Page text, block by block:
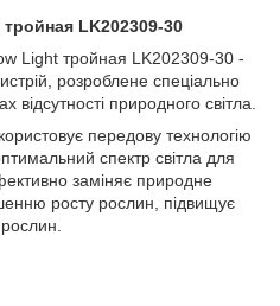
LK202309-30
Light тройная LK202309-30 -
розроблене спеціально
природного світла.
передову технологію
спектр світла для
заміняє природне
росту рослин, підвищує